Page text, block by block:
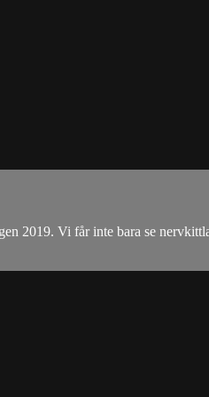
2019. Vi får inte bara se